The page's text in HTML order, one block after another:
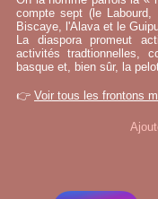
compte sept (le
Biscaye, l'Alava et le
La diaspora promeut
activités tradtionnelles,
basque et, bien sûr, la
👉 Voir tous les frontons